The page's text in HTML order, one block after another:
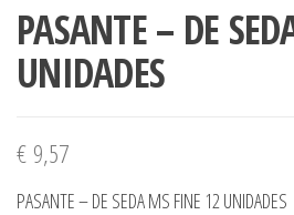
PASANTE – DE
UNIDADES
€ 9,57
PASANTE – DE SEDA MS FINE 12 UNIDADES